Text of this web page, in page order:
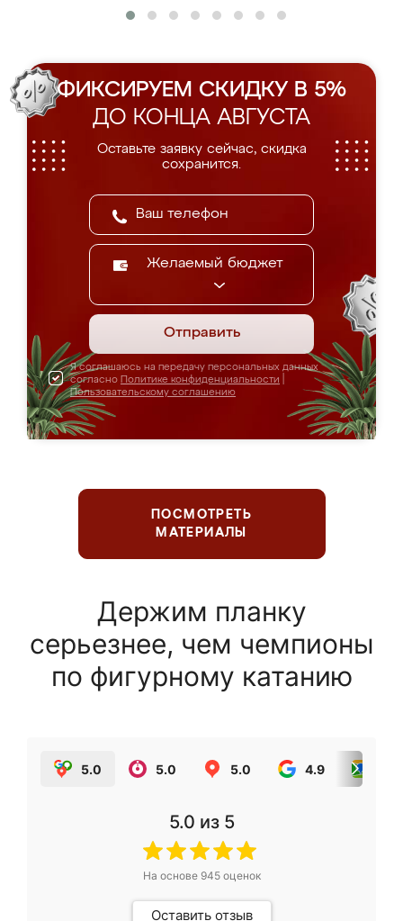
ФИКСИРУЕМ СКИДКУ В 5%
ДО КОНЦА АВГУСТА
Оставьте заявку сейчас, скидка
сохранится.
Желаемый бюджет
Отправить
Я соглашаюсь на передачу персональных данных
согласно Политике конфиденциальности
Пользовательскому соглашению
ПОСМОТРЕТЬ
МАТЕРИАЛЫ
Держим планку
серьезнее, чем чемпионы
по фигурному катанию
5.0 5.0 5.0 4.9
5.0 из 5
На основе 945оценок
Оставить отзыв